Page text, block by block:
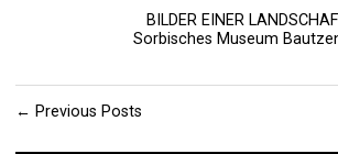
BILDER EINER
Sorbisches Museum
← Previous Posts